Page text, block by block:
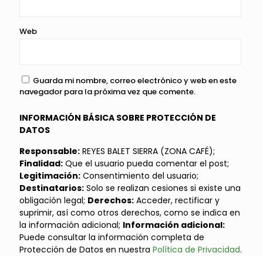
Web
Guarda mi nombre, correo electrónico y web en este
navegador para la próxima vez que comente.
INFORMACIÓN BÁSICA SOBRE PROTECCIÓN DE
DATOS
Responsable: REYES BALET SIERRA (ZONA CAFÉ);
Finalidad: Que el usuario pueda comentar el post;
Legitimación: Consentimiento del usuario;
Destinatarios: Solo se realizan cesiones si existe una
obligación legal; Derechos: Acceder, rectificar y
suprimir, así como otros derechos, como se indica en
la información adicional; Información adicional:
Puede consultar la información completa de
Protección de Datos en nuestra Política de Privacidad.